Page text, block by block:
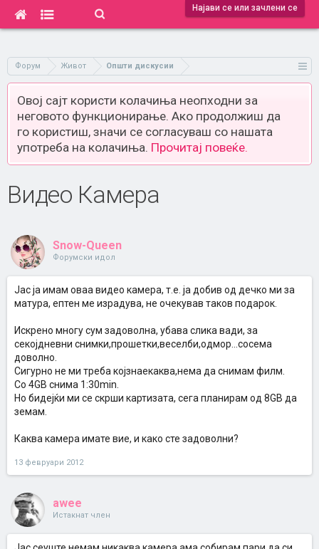
Најави се или зачлени се
Форум Живот Општи дискусии
Овој сајт користи колачиња неопходни за
неговото функционирање. Ако продолжиш да
го користиш, значи се согласуваш со нашата
употреба на колачиња. Прочитај повеќе.
Видео Камера
Snow-Queen
Форумски идол
Јас ја имам оваа видео камера, т.е. ја добив од дечко ми за
матура, ептен ме израдува, не очекував таков подарок.
Искрено многу сум задоволна, убава слика вади, за
секојдневни снимки,прошетки,веселби,одмор...сосема
доволно.
Сигурно не ми треба којзнаекаква,нема да снимам филм.
Со 4GB снима 1:30min.
Но бидејќи ми се скрши картизата, сега планирам од 8GB да
земам.
Каква камера имате вие, и како сте задоволни?
13 февруари 2012
awee
Истакнат член